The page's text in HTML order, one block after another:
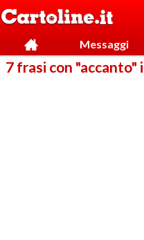
Messaggi
7 frasi con "accanto"